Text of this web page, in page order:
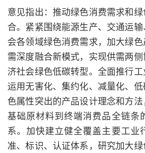
意见指出：推动绿色消费需求和
合。紧紧围绕能源生产、交通运
会各领域绿色消费需求，加大绿
需深度融合新模式，实现供需两
济社会绿色低碳转型。全面推行工
运用无害化、集约化、减量化、
色属性突出的产品设计理念和方
基础原材料到终端消费品全链条
系。加快建立健全覆盖主要工业
准、标识、认证体系，研究加大